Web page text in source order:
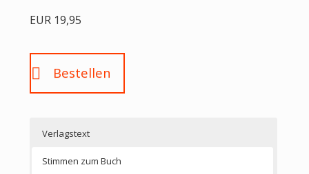
EUR 19,95
Bestellen
Verlagstext
Stimmen zum Buch